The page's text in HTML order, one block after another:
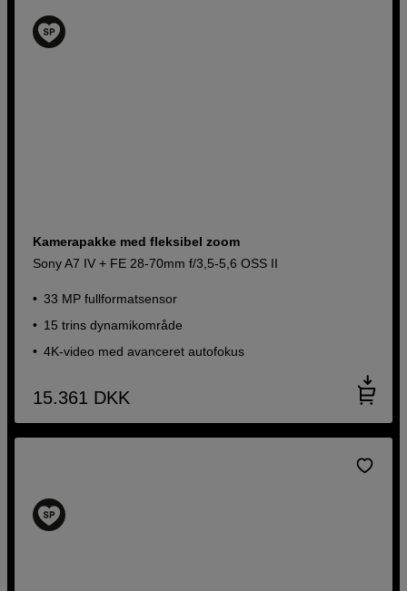
Kamerapakke med fleksibel zoom
Sony A7 IV + FE 28-70mm f/3,5-5,6 OSS II
33 MP fullformatsensor
15 trins dynamikområde
4K-video med avanceret autofokus
15.361 DKK